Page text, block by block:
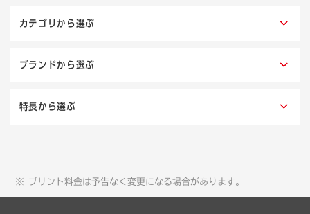
カテゴリから選ぶ
ブランドから選ぶ
特長から選ぶ
プリント料金は予告なく変更になる場合があります。